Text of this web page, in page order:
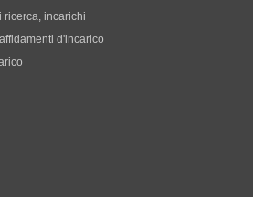
ricerca, incarichi
d'incarico